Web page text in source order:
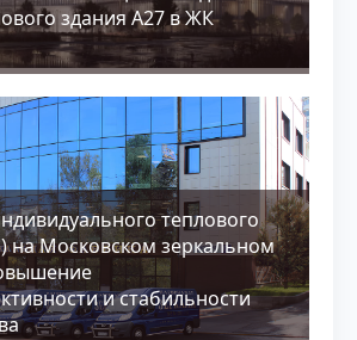
здания А27 в ЖК
теплового
на Московском зеркальном
и стабильности